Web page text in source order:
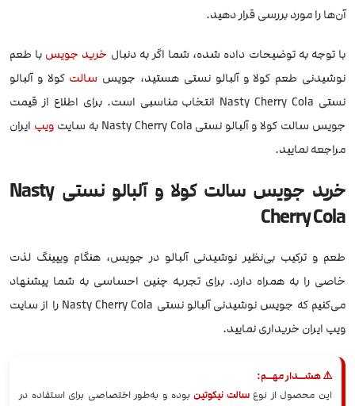
آن‌ها را مورد بررسی قرار دهید.
با توجه به توضیحات داده شده، شما اگر به دنبال خرید جویس با طعم
نوشیدنی طعم کولا و آلبالو نستی هستید، جویس سالت کولا و آلبالو
نستی Nasty Cherry Cola انتخاب مناسبی است. برای اطلاع از قیمت
جویس سالت کولا و آلبالو نستی Nasty Cherry Cola به سایت
ویپ ایران
مراجعه نمایید.
خرید جویس سالت کولا و آلبالو نستی Nasty
Cherry Cola
طعم و ترکیب بی‌نظیر نوشیدنی آلبالو در جویس، هنگام ویپینگ لذت
خاصی را به همراه دارد. برای تجربه چنین احساسی به شما پیشنهاد
می‌کنیم که جویس نوشیدنی آلبالو نستی Nasty Cherry Cola را از سایت
ویپ ایران خریداری نمایید.
⚠️ هشــدار مهــم:
این محصول از نوعسالت نیکوتینبوده و به‌طور اختصاصی برای استفاده در